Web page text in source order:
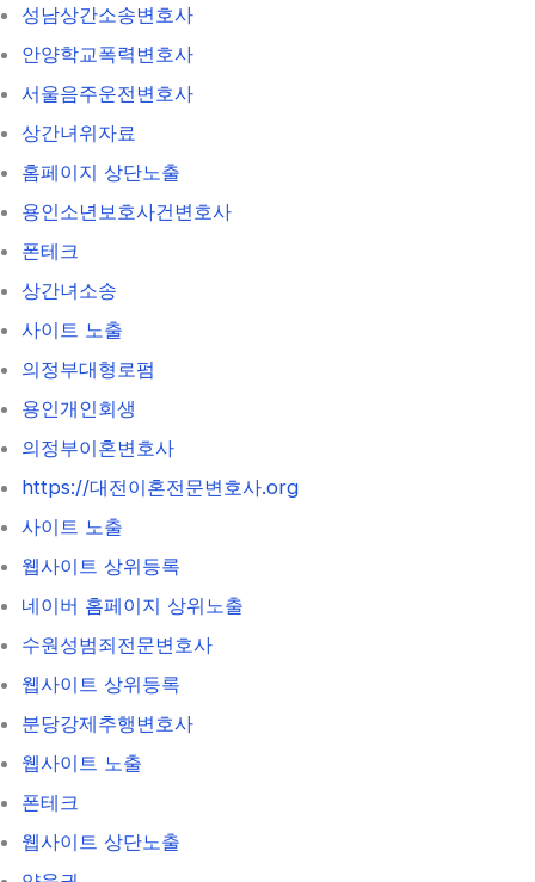
성남상간소송변호사
안양학교폭력변호사
서울음주운전변호사
상간녀위자료
홈페이지 상단노출
용인소년보호사건변호사
폰테크
상간녀소송
사이트 노출
의정부대형로펌
용인개인회생
의정부이혼변호사
https://대전이혼전문변호사.org
사이트 노출
웹사이트 상위등록
네이버 홈페이지 상위노출
수원성범죄전문변호사
웹사이트 상위등록
분당강제추행변호사
웹사이트 노출
폰테크
웹사이트 상단노출